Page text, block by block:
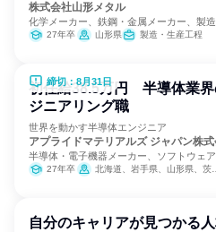
株式会社山形メタル
化学メーカー、鉄鋼・金属メーカー、製
27年卒 山形県 製造・生産工程
締切：8月31日
初任給38.5万円 半導体業界
ジニアリング職
世界を動かす半導体エンジニア
アプライドマテリアルズ ジャパン株
半導体・電子機器メーカー、ソフトウェ
27年卒 北海道、岩手県、山形県、茨城県、千葉県、東京都、神奈川県、富山県、石川県、山梨県、愛知県、三重県、京都府、大阪府、広島県、佐賀県、長崎県、熊本県、大分県
自分のキャリアが見つかる